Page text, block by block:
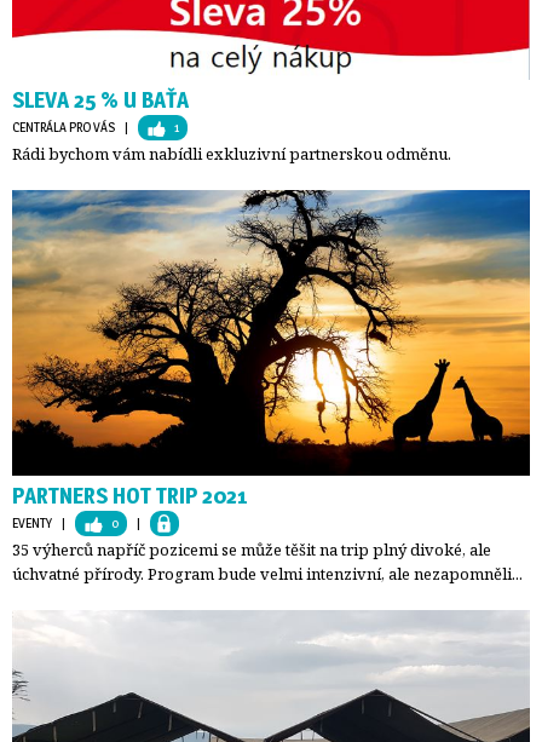
SLEVA 25 % U BAŤA
CENTRÁLA PRO VÁS | 1
Rádi bychom vám nabídli exkluzivní partnerskou odměnu.
PARTNERS HOT TRIP 2021
EVENTY | 0 |
35 výherců napříč pozicemi se může těšit na trip plný divoké, ale
úchvatné přírody. Program bude velmi intenzivní, ale nezapomněli...